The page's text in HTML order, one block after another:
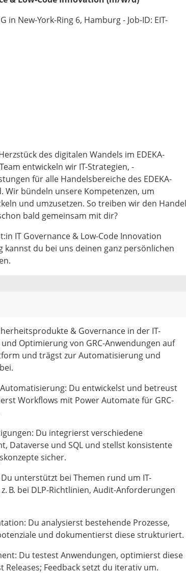
in New-York-Ring 6, Hamburg - Job-ID: EIT-
des digitalen Wandels im EDEKA-
entwickeln wir IT-Strategien, -
für alle Handelsbereiche des EDEKA-
Wir bündeln unsere Kompetenzen, um
und umzusetzen. So treiben wir den Handel
bald gemeinsam mit dir?
IT Governance & Low-Code Innovation
du bei uns deinen ganz persönlichen
& Governance in der IT-
Optimierung von GRC-Anwendungen auf
und trägst zur Automatisierung und
Du entwickelst und betreust
Workflows mit Power Automate für GRC-
Du integrierst verschiedene
Dataverse und SQL und stellst konsistente
sicher.
unterstützt bei Themen rund um IT-
B. bei DLP-Richtlinien, Audit-Anforderungen
Du analysierst bestehende Prozesse,
und dokumentierst diese strukturiert.
Du testest Anwendungen, optimierst diese
Feedback setzt du iterativ um.